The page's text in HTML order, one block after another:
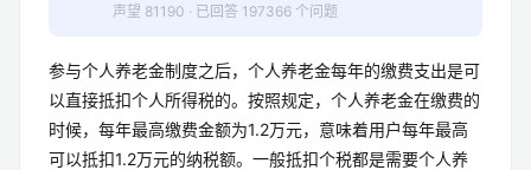
声望 81190 · 已回答 197366 个问题
参与个人养老金制度之后，个人养老金每年的缴费支出是可
以直接抵扣个人所得税的。按照规定，个人养老金在缴费的
时候，每年最高缴费金额为1.2万元，意味着用户每年最高
可以抵扣1.2万元的纳税额。一般抵扣个税都是需要个人养